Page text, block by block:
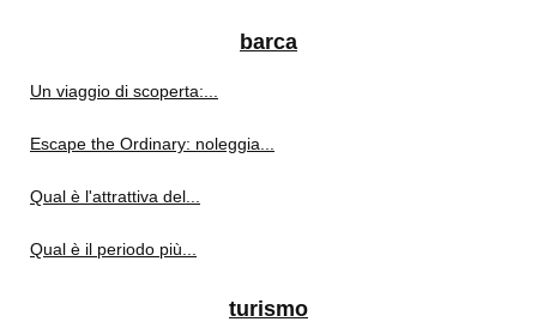
barca
Un viaggio di scoperta:...
Escape the Ordinary: noleggia...
Qual è l'attrattiva del...
Qual è il periodo più...
turismo